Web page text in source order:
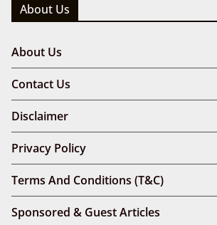
About Us
About Us
Contact Us
Disclaimer
Privacy Policy
Terms And Conditions (T&C)
Sponsored & Guest Articles